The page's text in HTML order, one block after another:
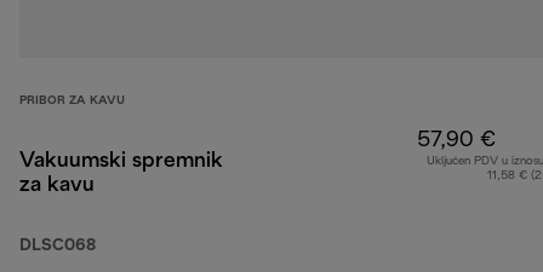
PRIBOR ZA KAVU
Vakuumski spremnik
za kavu
DLSC068
57,90 €
Uključen PDV u
11,58 €